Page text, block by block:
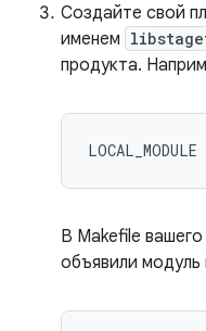
Создайте свой
именем
продукта.
В Makefile
объявили модуль